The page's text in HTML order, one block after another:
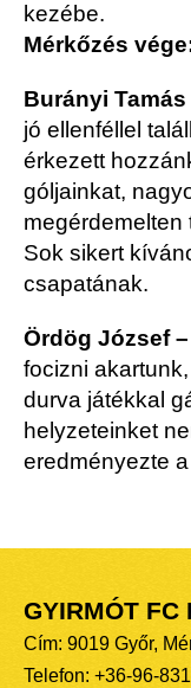
kezébe.
Mérkőzés
Burányi
jó ellenféllel
érkezett
góljainkat,
megérdemelten
Sok sikert
csapatának.
Ördög József
focizni
durva játékkal
helyzeteinket
eredményezte
GYIRMÓT FC
Cím: 9019 Győr,
Telefon: +36-96-